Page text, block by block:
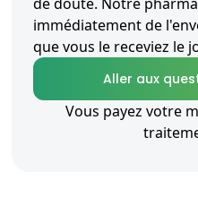
immédiatement de
que vous le receviez le
Aller aux
Vous payez votre